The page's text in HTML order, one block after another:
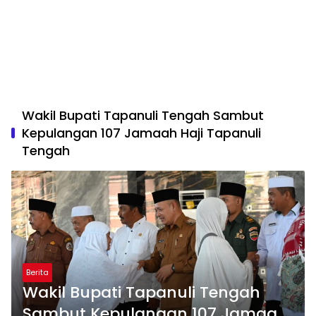
Wakil Bupati Tapanuli Tengah Sambut
Kepulangan 107 Jamaah Haji Tapanuli
Tengah
Berita
Wakil Bupati Tapanuli Tengah